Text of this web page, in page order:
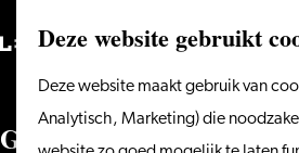
Deze website gebruikt
Deze website maakt gebruik van
Analytisch, Marketing) die
naar
Menu
Galerie de rode cirkel